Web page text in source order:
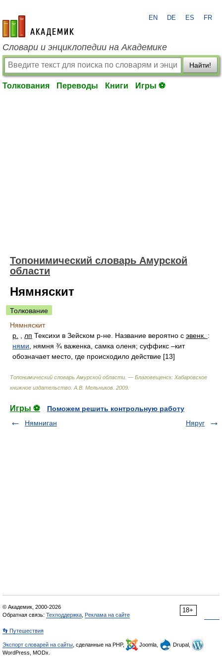
academic.ru
EN DE ES FR
Словари и энциклопедии на Академике
Найти!
Толкования Переводы Книги Игры ⚽
Топонимический словарь Амурской
области
Нямняскит
Толкование
Нямняскит
р.
лп Тексихи в Зейском р-не. Название вероятно с эвенк. :
нями , нямня ¾ важенка, самка оленя; суффикс –кит
обозначает место, где происходило действие [13]
Топонимический словарь Амурской области. — Благовещенск: Хабаровское
книжное издательство А.В. Мельников 2009
Игры ⚽
Поможем решить контрольную работу
Нямниган
Няруг
18+
© Академик, 2000-2026
Обратная связь: Техподдержка Реклама на сайте
👣 Путешествия
Экспорт словарей на сайты , сделанные на PHP, Joomla,
Drupal,
WordPress, MODx.